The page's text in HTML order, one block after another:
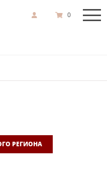
0
РЕГИОНА